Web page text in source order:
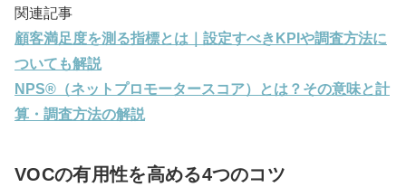
関連記事
顧客満足度を測る指標とは｜設定すべきKPIや調査方法に
ついても解説
NPS®（ネットプロモータースコア）とは？その意味と計
算・調査方法の解説
VOCの有用性を高める4つのコツ